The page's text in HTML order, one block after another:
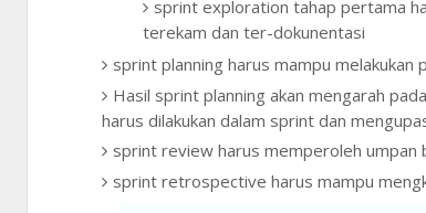
sprint exploration tahap pertama
terekam dan ter-dokunentasi
sprint planning harus mampu melakukan
Hasil sprint planning akan mengarah
harus dilakukan dalam sprint dan
sprint review harus memperoleh umpan
sprint retrospective harus mampu